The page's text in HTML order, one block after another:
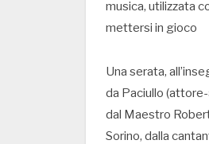
musica, utilizzata
mettersi in gioco
Una serata,
da Paciullo
dal Maestro
Sorino, dalla